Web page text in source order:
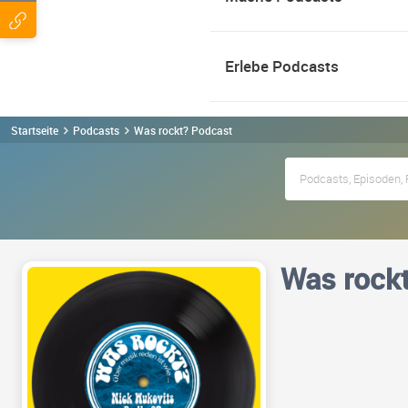
Erlebe Podcasts
Startseite Podcasts Was rockt? Podcast
Was